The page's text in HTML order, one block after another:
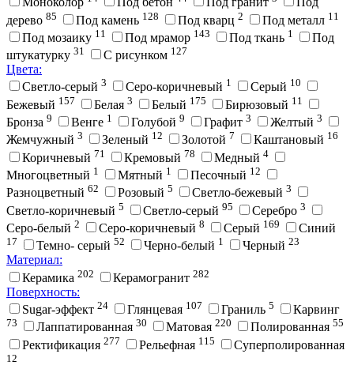
дерево 85 Под камень 128 Под кварц 2 Под металл 11
Под мозаику 11 Под мрамор 143 Под ткань 1
Под
штукатурку 31 С рисунком 127
Цвета:
Cветло-серый 3 Cеро-коричневый 1 Cерый 10
Бежевый 157 Белая 3 Белый 175 Бирюзовый 11
Бронза 9 Венге 1 Голубой 9 Графит 3 Желтый 3
Жемчужный 3 Зеленый 12 Золотой 7 Каштановый 16
Коричневый 71 Кремовый 78 Медный 4
Многоцветный 1 Мятный 1 Песочный 12
Разноцветный 62 Розовый 5 Светло-бежевый 3
Светло-коричневый 5 Светло-серый 95 Серебро 3
Серо-белый 2 Серо-коричневый 8 Серый 169 Синий
17 Темно- серый 52 Черно-белый 1 Черный 23
Материал:
Керамика 202 Керамогранит 282
Поверхность:
Sugar-эффект 24 Глянцевая 107 Граниль 5 Карвинг
73 Лаппатированная 30 Матовая 220 Полированная 55
Ректификация 277 Рельефная 115 Суперполированная
12